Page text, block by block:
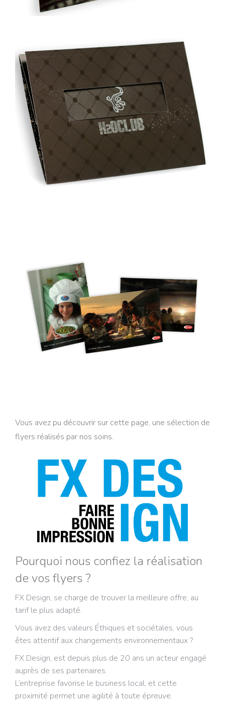
Flyer enveloppe H2o club
Carte Postale Barilla
Vous avez pu découvrir sur cette page, une sélection de
flyers réalisés par nos soins.
Pourquoi nous confiez la réalisation
de vos flyers ?
FX Design, se charge de trouver la meilleure offre, au
tarif le plus adapté.
Vous avez des valeurs Éthiques et sociétales, vous
êtes attentif aux changements environnementaux ?
FX Design, est depuis plus de 20 ans un acteur engagé
auprès de ses partenaires.
L’entreprise favorise le business local, et cette
proximité permet une agilité à toute épreuve.